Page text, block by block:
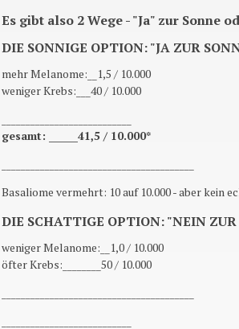
Es gibt also 2 Wege - "Ja" zur Sonne
DIE SONNIGE OPTION: "JA ZUR
mehr Melanome:__1,5 / 10.000
weniger Krebs:___40 / 10.000
gesamt: ______41,5 / 10.000*
Basaliome vermehrt: 10 auf 10.000 - aber kein
DIE SCHATTIGE OPTION: "NEIN ZUR
weniger Melanome:__1,0 / 10.000
öfter Krebs:________50 / 10.000